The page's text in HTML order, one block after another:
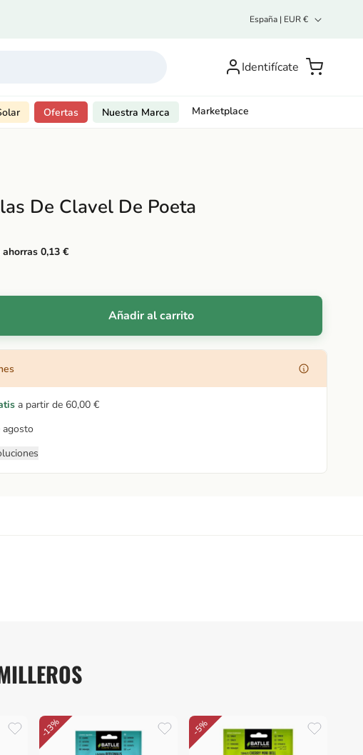
/
g
España | EUR €
Identifícate
sesión o
Carrito
Ofertas Nuestra Marca Marketplace
De Clavel De Poeta
ahorras 0,13 €
Añadir al carrito
a partir de 60,00 €
agosto
-13% -5%